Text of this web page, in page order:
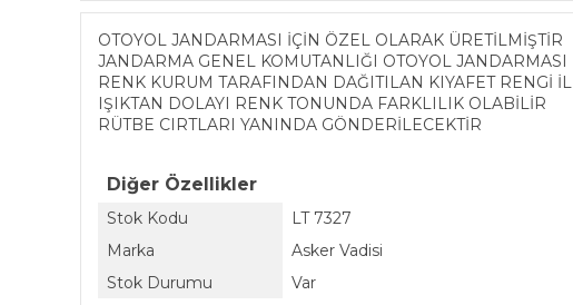
OTOYOL JANDARMASI İÇİN ÖZEL OLARAK ÜRETİLMİŞTİR
JANDARMA GENEL KOMUTANLIĞI OTOYOL
RENK KURUM TARAFINDAN DAĞITILAN KIYAFET RENGİ
IŞIKTAN DOLAYI RENK TONUNDA FARKLILIK OLABİLİR
RÜTBE CIRTLARI YANINDA GÖNDERİLECEKTİR
Diğer Özellikler
Stok Kodu
LT 7327
Marka
Asker Vadisi
Stok Durumu
Var